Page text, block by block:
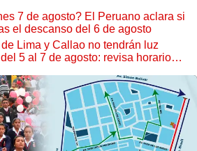
7 de agosto? El Peruano aclara si
el descanso del 6 de agosto
Lima y Callao no tendrán luz
5 al 7 de agosto: revisa horarios y